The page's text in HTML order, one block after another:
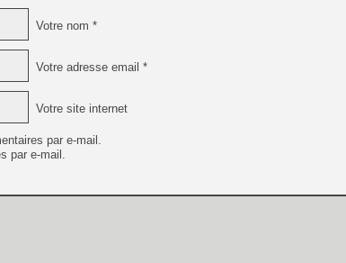
Votre nom *
Votre adresse email *
Votre site internet
par e-mail.
par e-mail.